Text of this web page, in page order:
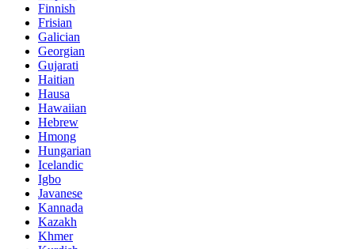
Finnish
Frisian
Galician
Georgian
Gujarati
Haitian
Hausa
Hawaiian
Hebrew
Hmong
Hungarian
Icelandic
Igbo
Javanese
Kannada
Kazakh
Khmer